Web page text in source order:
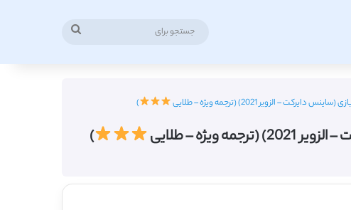
الزویر 2021) (ترجمه ویژه – طلایی )
– طلایی )